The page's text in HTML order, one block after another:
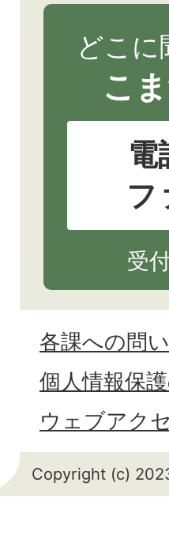
どこ
こ
電
フ
受
各課への問
個人情報保
ウェブアク
Copyright (c)